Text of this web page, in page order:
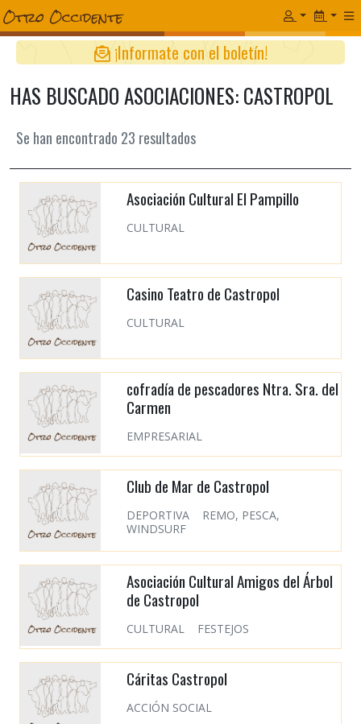
¡Informate con el boletín!
HAS BUSCADO ASOCIACIONES: CASTROPOL
Se han encontrado 23 resultados
Asociación Cultural El Pampillo
CULTURAL
Casino Teatro de Castropol
CULTURAL
cofradía de pescadores Ntra. Sra. del
Carmen
EMPRESARIAL
Club de Mar de Castropol
DEPORTIVA
REMO, PESCA,
WINDSURF
Asociación Cultural Amigos del Árbol
de Castropol
CULTURAL FESTEJOS
Cáritas Castropol
ACCIÓN SOCIAL